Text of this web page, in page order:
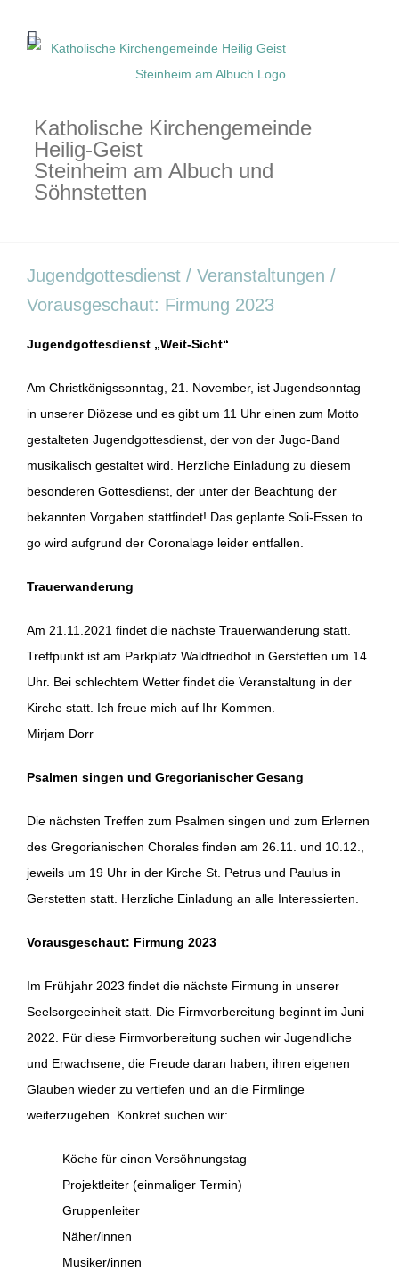
Inhalt
Katholische Kirchengemeinde
Heilig-Geist
Steinheim am Albuch und
Söhnstetten
Jugendgottesdienst / Veranstaltungen /
Vorausgeschaut: Firmung 2023
Jugendgottesdienst „Weit-Sicht“
Am Christkönigssonntag, 21. November, ist Jugendsonntag
in unserer Diözese und es gibt um 11 Uhr einen zum Motto
gestalteten Jugendgottesdienst, der von der Jugo-Band
musikalisch gestaltet wird. Herzliche Einladung zu diesem
besonderen Gottesdienst, der unter der Beachtung der
bekannten Vorgaben stattfindet! Das geplante Soli-Essen to
go wird aufgrund der Coronalage leider entfallen.
Trauerwanderung
Am 21.11.2021 findet die nächste Trauerwanderung statt.
Treffpunkt ist am Parkplatz Waldfriedhof in Gerstetten um 14
Uhr. Bei schlechtem Wetter findet die Veranstaltung in der
Kirche statt. Ich freue mich auf Ihr Kommen.
Mirjam Dorr
Psalmen singen und Gregorianischer Gesang
Die nächsten Treffen zum Psalmen singen und zum Erlernen
des Gregorianischen Chorales finden am 26.11. und 10.12.,
jeweils um 19 Uhr in der Kirche St. Petrus und Paulus in
Gerstetten statt. Herzliche Einladung an alle Interessierten.
Vorausgeschaut: Firmung 2023
Im Frühjahr 2023 findet die nächste Firmung in unserer
Seelsorgeeinheit statt. Die Firmvorbereitung beginnt im Juni
2022. Für diese Firmvorbereitung suchen wir Jugendliche
und Erwachsene, die Freude daran haben, ihren eigenen
Glauben wieder zu vertiefen und an die Firmlinge
weiterzugeben. Konkret suchen wir:
Köche für einen Versöhnungstag
Projektleiter (einmaliger Termin)
Gruppenleiter
Näher/innen
Musiker/innen